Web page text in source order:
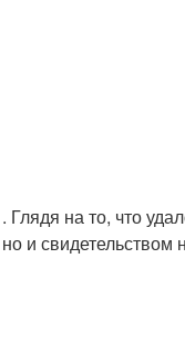
. Глядя на то, что
но и свидетельством